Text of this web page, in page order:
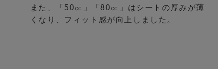
また、「50㏄」「80㏄」はシートの厚みが薄
くなり、フィット感が向上しました。